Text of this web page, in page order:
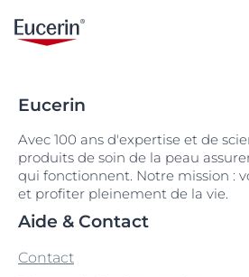
Eucerin
Avec 100 ans d'expertise et de
produits de soin de la peau
qui fonctionnent. Notre mission :
et profiter pleinement de la vie.
Aide & Contact
Contact